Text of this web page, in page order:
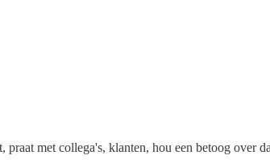
met collega's, klanten, hou een betoog over